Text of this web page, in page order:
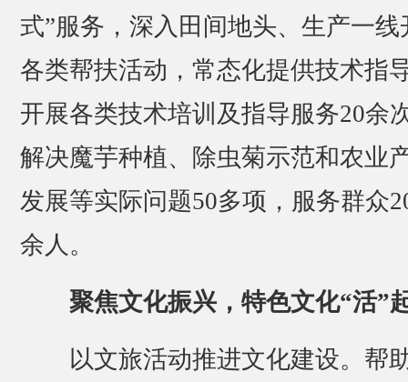
式”服务，深入田间地头、生产一线
各类帮扶活动，常态化提供技术指
开展各类技术培训及指导服务20余
解决魔芋种植、除虫菊示范和农业
发展等实际问题50多项，服务群众
余人。
聚焦文化振兴，特色文化“活”
以文旅活动推进文化建设。帮